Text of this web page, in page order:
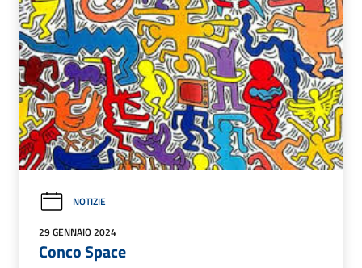
NOTIZIE
29 GENNAIO 2024
Conco Space